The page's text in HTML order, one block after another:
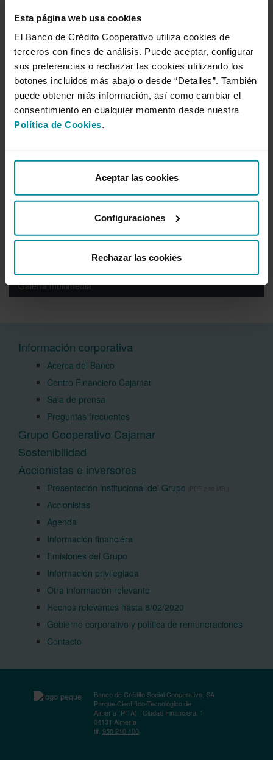
Esta página web usa cookies
El Banco de Crédito Cooperativo utiliza cookies de
terceros con fines de análisis. Puede aceptar, configurar
sus preferencias o rechazar las cookies utilizando los
botones incluidos más abajo o desde “Detalles”. También
puede obtener más información, así como cambiar el
consentimiento en cualquier momento desde nuestra
Política de Cookies.
Aceptar las cookies
Configuraciones
Rechazar las cookies
Año 2025
Año 2024
Año 2023
Año 2022
Año 2021
Año 2020
Año 2017
Año 2015
Galería multimedia
Información corporativa
Acerca del Banco
Centro Financiero Cajamar
Sala de prensa
Preguntas frecuentes
Grupo Cooperativo Cajamar
Sostenibilidad
Accionistas e inversores
Presentación institucional del Grupo
Accionistas
Agenda
Información financiera
Emisiones del Grupo
Información privilegiada
Otra información relevante
Hechos relevantes hasta 8/02/2020
Gobierno corporativo y política de remuneraciones
Contacto
Banco de Crédito Social Cooperativo, SA
Parque Científico-Tecnológico de
Almería (PITA) | Ciudad Financiera, 1
04131 Almería
tlf.950 210 100